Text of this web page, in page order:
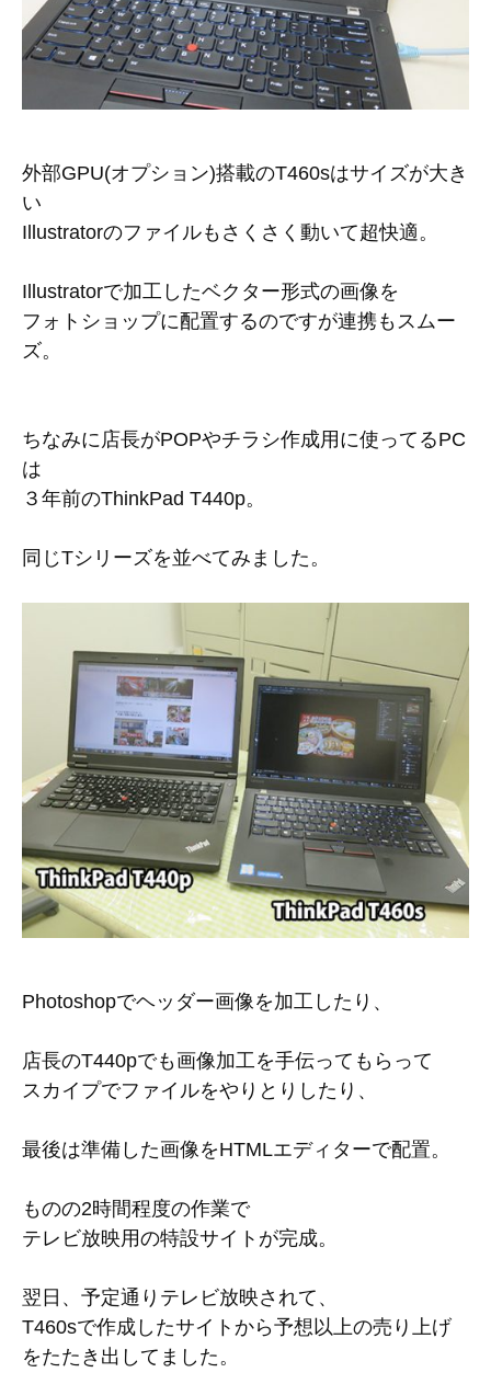
外部GPU(オプション)搭載のT460sはサイズが大き
い
Illustratorのファイルもさくさく動いて超快適。
Illustratorで加工したベクター形式の画像を
フォトショップに配置するのですが連携もスムー
ズ。
ちなみに店長がPOPやチラシ作成用に使ってるPC
は
３年前のThinkPad T440p。
同じTシリーズを並べてみました。
Photoshopでヘッダー画像を加工したり、
店長のT440pでも画像加工を手伝ってもらって
スカイプでファイルをやりとりしたり、
最後は準備した画像をHTMLエディターで配置。
ものの2時間程度の作業で
テレビ放映用の特設サイトが完成。
翌日、予定通りテレビ放映されて、
T460sで作成したサイトから予想以上の売り上げ
をたたき出してました。